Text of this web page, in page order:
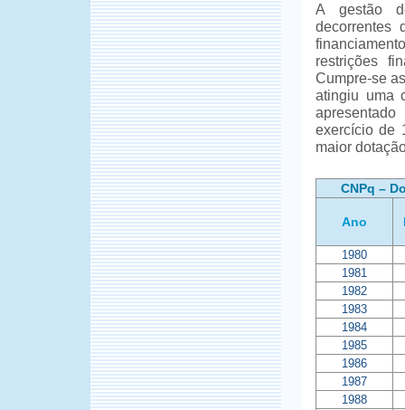
A gestão
decorrentes
restrições
Cumpre-se
atingiu uma
exercício de
maior
CNPq –
Ano
1980
1981
1982
1983
1984
1985
1986
1987
1988